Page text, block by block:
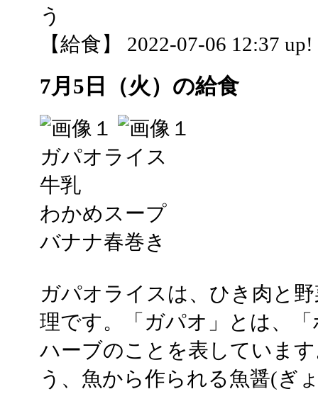
う
【給食】 2022-07-06 12:37 up!
7月5日（火）の給食
ガパオライス
牛乳
わかめスープ
バナナ春巻き
ガパオライスは、ひき肉と
理です。「ガパオ」とは、
ハーブのことを表していま
う、魚から作られる魚醤(ぎ